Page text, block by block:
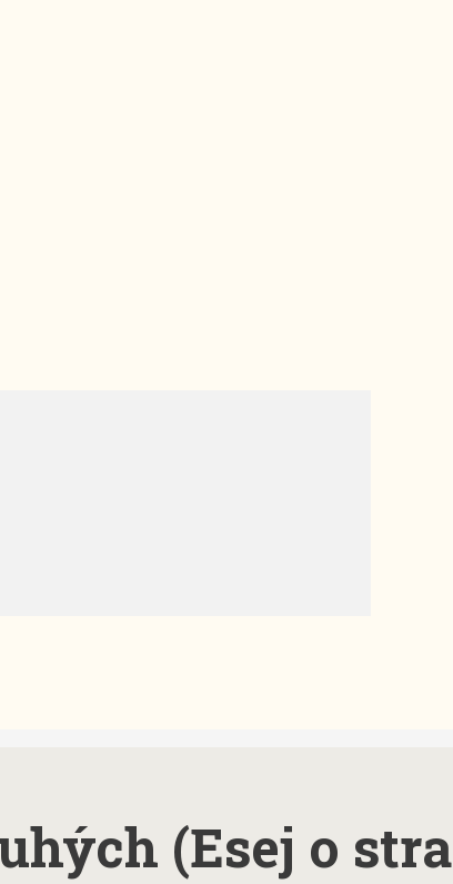
(Esej o